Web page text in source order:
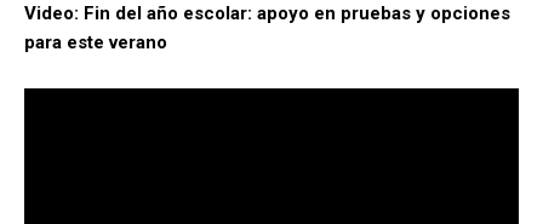
Video: Fin del año escolar: apoyo en pruebas y opciones
para este verano